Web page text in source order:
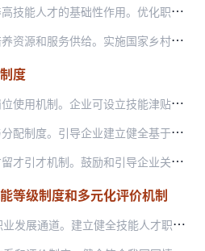
校布局和专业设置。采取中等职业学校和普通高中同批次并行招生等措施，稳定中等职业学校招生规模。在技工院…
地区职业技能提升工程，加大东西部协作和对口帮扶力度。健全公共职业技能培训体系，实施职业技能培训共建共享…
度
、带徒津贴等，支持鼓励高技能人才在岗位上发挥技能、管理班组、带徒传技。鼓励企业根据需要，建立高技能领军…
力素质和业绩贡献的技能人才薪酬分配制度，实现多劳者多得、技高者多得，促进人力资源优化配置。国有企业在工…
才，依法保障技能人才合法权益，合理确定劳动报酬。健全人才服务体系，促进技能人才合理流动，提高技能人才配…
等级制度和多元化评价机制
制度。对设有高级技师的职业（工种），可在其上增设特级技师和首席技师技术职务（岗位），在初级工之下补设学徒工…